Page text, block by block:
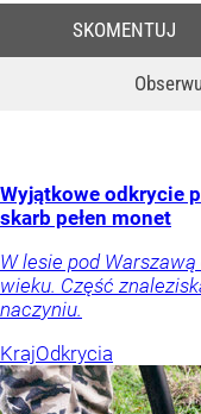
SKOMENTUJ
Wyjątkowe odkrycie
skarb pełen monet
W lesie pod
wieku. Część
naczyniu.
KrajOdkrycia